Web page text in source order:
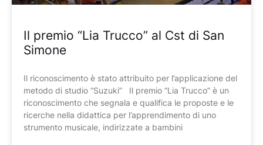
Il premio “Lia Trucco” al Cst di San
Simone
Il riconoscimento è stato attribuito per l’applicazione del
metodo di studio “Suzuki” Il premio “Lia Trucco” è un
riconoscimento che segnala e qualifica le proposte e le
ricerche nella didattica per l’apprendimento di uno
strumento musicale, indirizzate a bambini